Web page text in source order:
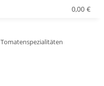
0,00 €
Tomatenspezialitäten